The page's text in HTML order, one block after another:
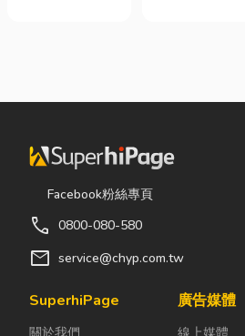
候？」、「七
該買什
麼？」。相較
於西洋情人
了東方的浪漫
色彩與儀式
著生活節奏加
料行採購。除
照施工需求，
馬達、衛浴設
關產品。 無論
Facebook粉絲專頁
call 0800-080-580
mail service@chyp.com.tw
SuperhiPage
關於我們
廣告媒體
線上媒體